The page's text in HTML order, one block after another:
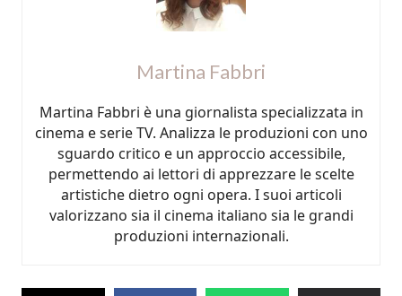
Martina Fabbri
Martina Fabbri è una giornalista specializzata in
cinema e serie TV. Analizza le produzioni con uno
sguardo critico e un approccio accessibile,
permettendo ai lettori di apprezzare le scelte
artistiche dietro ogni opera. I suoi articoli
valorizzano sia il cinema italiano sia le grandi
produzioni internazionali.